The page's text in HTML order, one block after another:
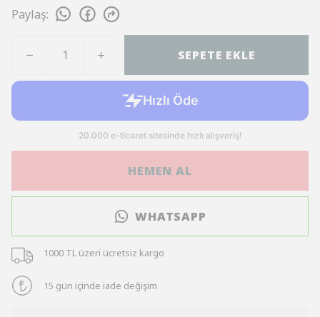
Paylaş:
SEPETE EKLE
HEMEN AL
WHATSAPP
1000 TL üzeri ücretsiz kargo
15 gün içinde iade değişim